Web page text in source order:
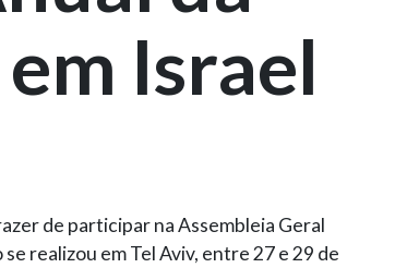
Israel
de participar na Assembleia Geral
se realizou em Tel Aviv, entre 27 e 29 de